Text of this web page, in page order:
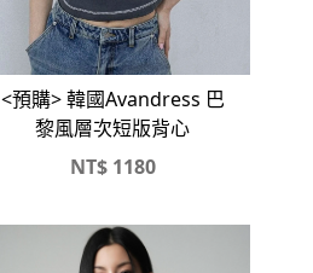
<預購> 韓國Avandress 巴
黎風層次短版背心
NT$1180